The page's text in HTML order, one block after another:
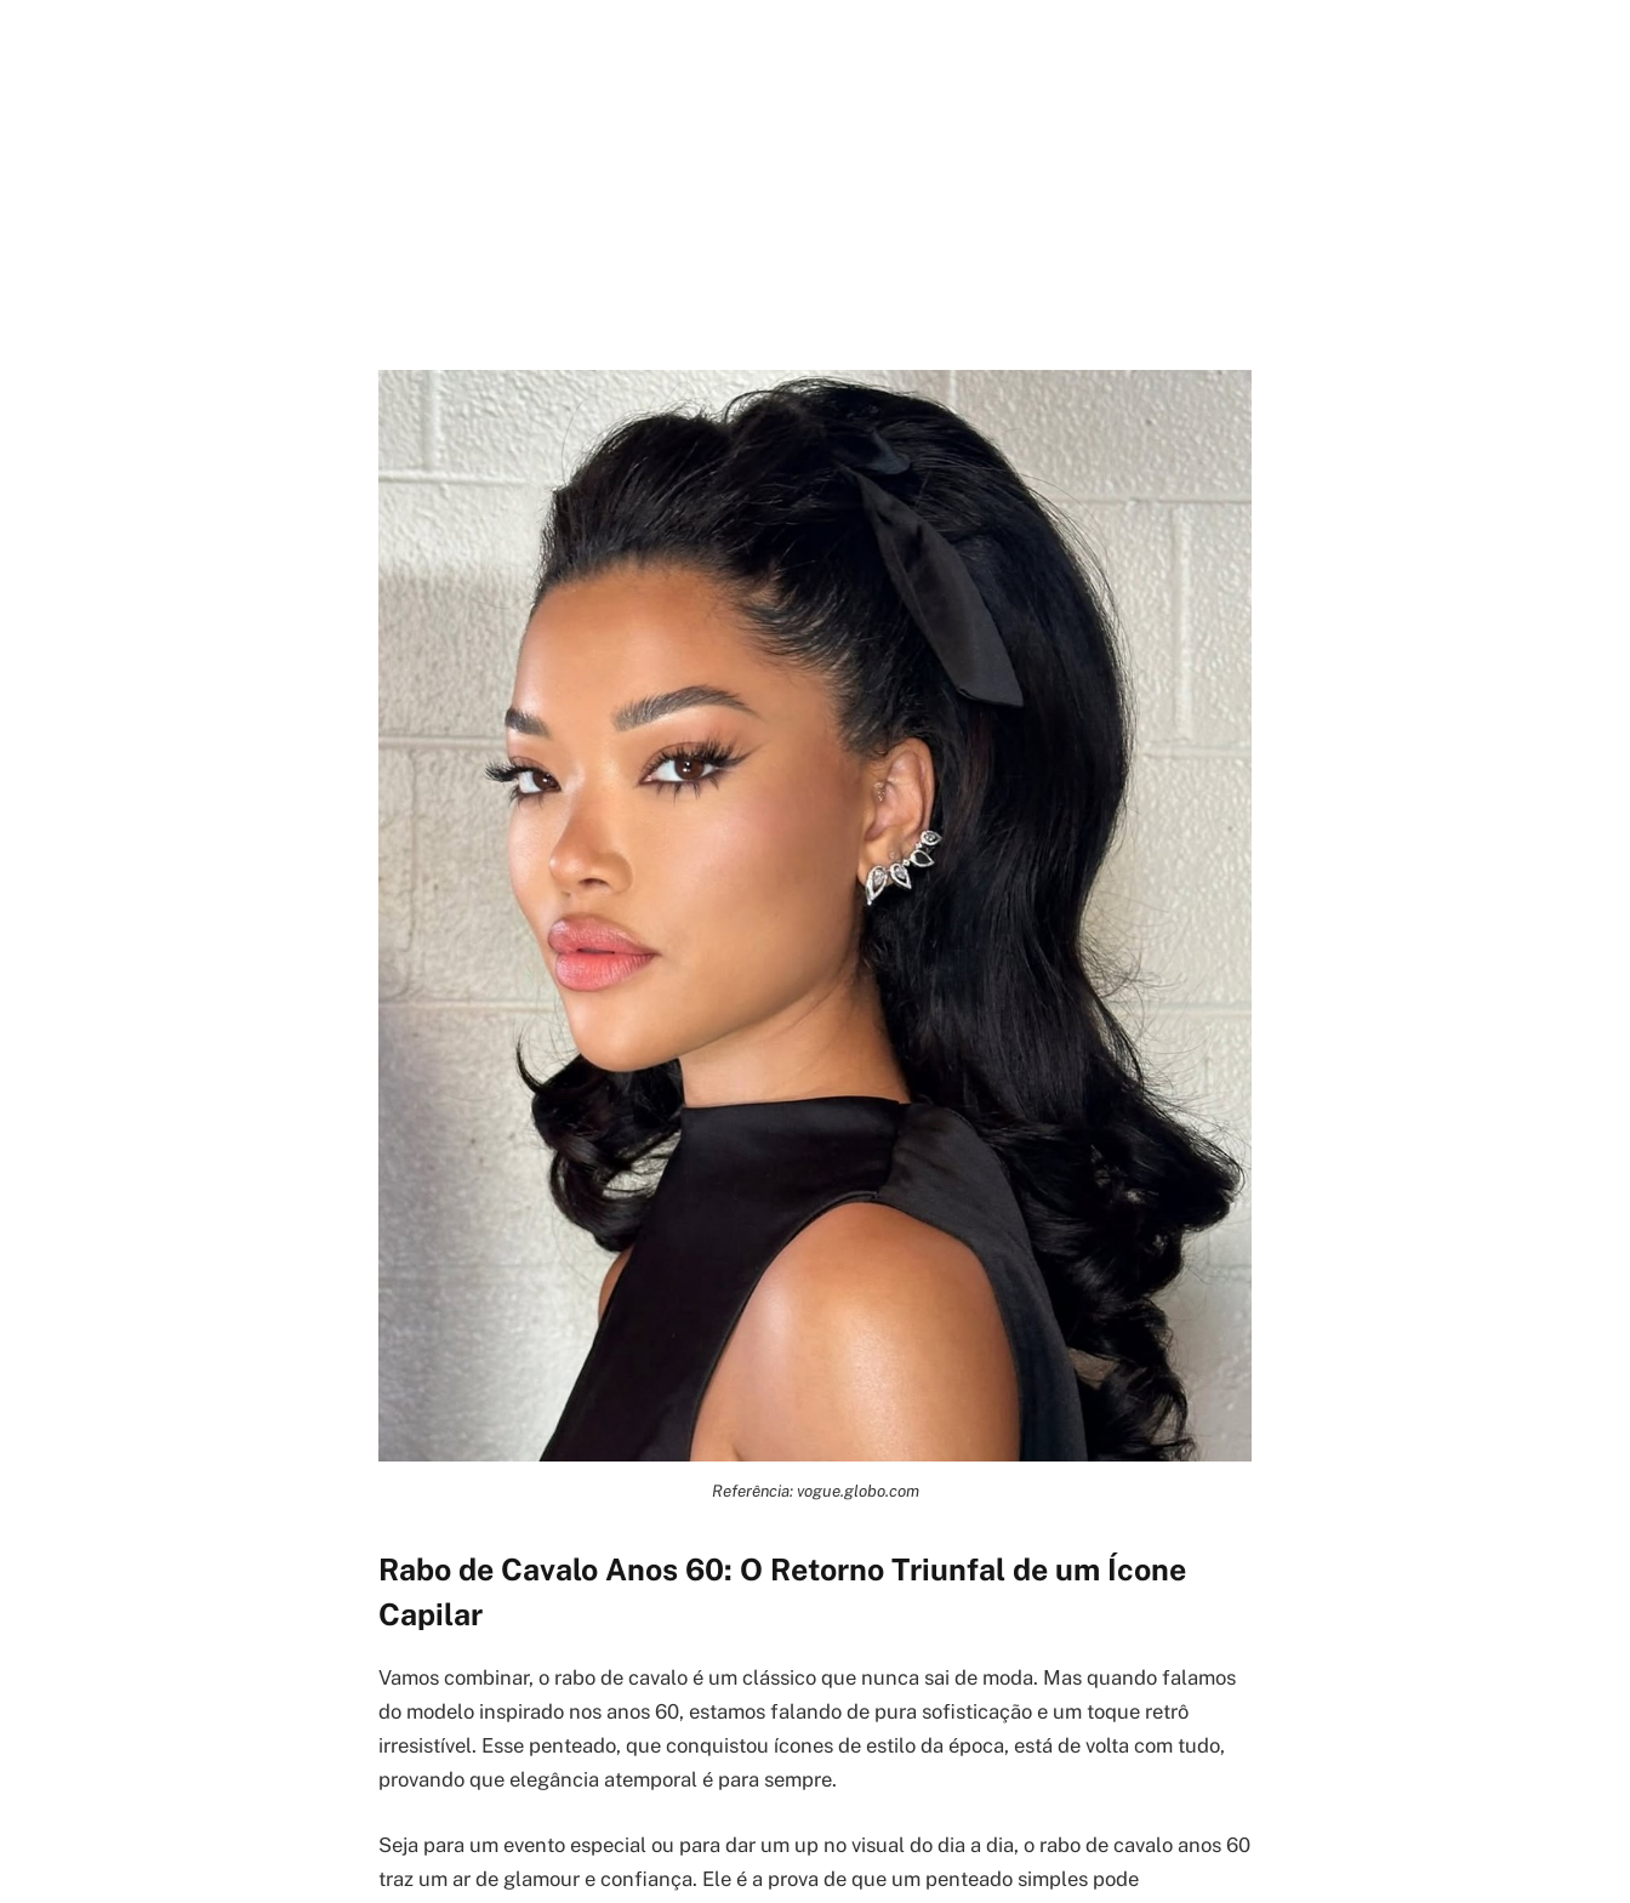
Referência: vogue.globo.com
Rabo de Cavalo Anos 60: O Retorno Triunfal de um Ícone
Capilar
Vamos combinar, o rabo de cavalo é um clássico que nunca sai de moda. Mas quando falamos
do modelo inspirado nos anos 60, estamos falando de pura sofisticação e um toque retrô
irresistível. Esse penteado, que conquistou ícones de estilo da época, está de volta com tudo,
provando que elegância atemporal é para sempre.
Seja para um evento especial ou para dar um up no visual do dia a dia, o rabo de cavalo anos 60
traz um ar de glamour e confiança. Ele é a prova de que um penteado simples pode